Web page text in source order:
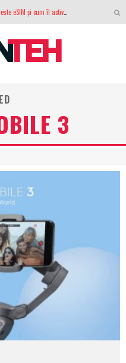
100 GB de internet mobil gratuit de la Orange. Fără contract, fără acte și fără obligații
Analiza producției fotovoltaice în România – cât produce un sistem solar pe timp de iarnă?
3